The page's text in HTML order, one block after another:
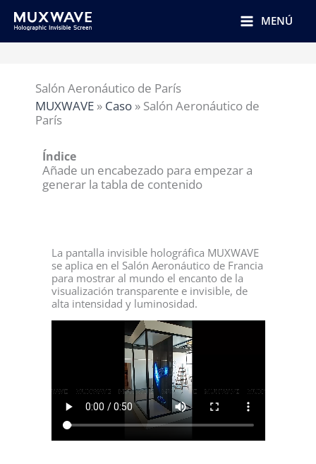
MENÚ
Salón Aeronáutico de París
MUXWAVE » Caso » Salón Aeronáutico de
París
Índice
Añade un encabezado para empezar a
generar la tabla de contenido
La pantalla invisible holográfica MUXWAVE
se aplica en el Salón Aeronáutico de Francia
para mostrar al mundo el encanto de la
visualización transparente e invisible, de
alta intensidad y luminosidad.